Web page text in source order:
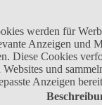
werden für
Anzeigen und
Diese Cookies
Websites und
Anzeigen